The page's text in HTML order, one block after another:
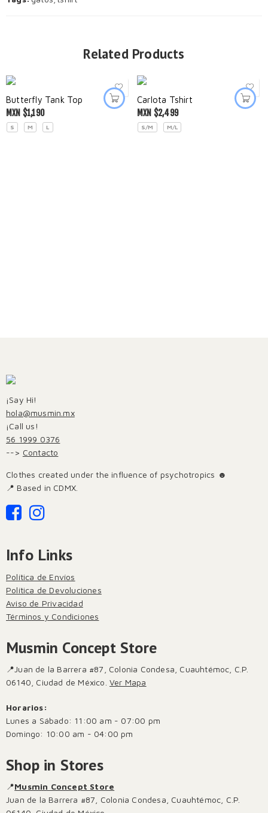
Related Products
Butterfly Tank Top
MXN $1,190
S M L
Carlota Tshirt
MXN $2,499
S/M M/L
¡Say Hi!
hola@musmin.mx
¡Call us!
56 1999 0376
--> Contacto
Clothes created under the influence of psychotropics ☻
📍 Based in CDMX.
Info Links
Política de Envíos
Política de Devoluciones
Aviso de Privacidad
Términos y Condiciones
Musmin Concept Store
📍Juan de la Barrera #87, Colonia Condesa, Cuauhtémoc, C.P.
06140, Ciudad de México. Ver Mapa
Horarios:
Lunes a Sábado: 11:00 am - 07:00 pm
Domingo: 10:00 am - 04:00 pm
Shop in Stores
📍Musmin Concept Store
Juan de la Barrera #87, Colonia Condesa, Cuauhtémoc, C.P.